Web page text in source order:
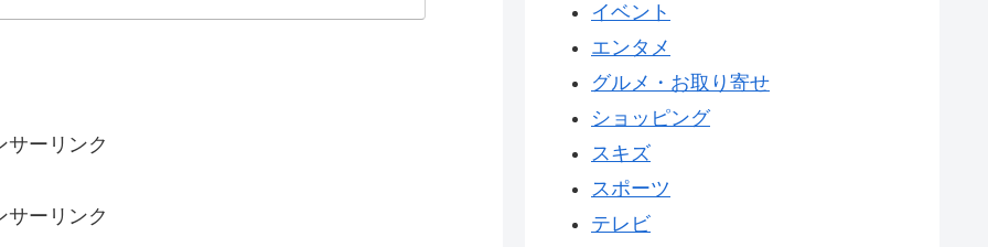
サーリンク
サーリンク
イベント
エンタメ
グルメ・お取り寄せ
ショッピング
スキズ
スポーツ
テレビ